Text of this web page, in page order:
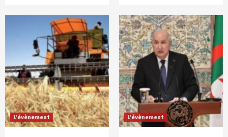
L'évènement L'évènement